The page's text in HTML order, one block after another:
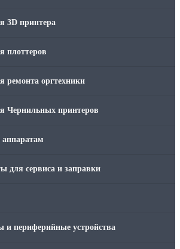
3D принтера
плоттеров
ремонта оргтехники
Чернильных принтеров
аппаратам
для сервиса и заправки
и периферийные устройства